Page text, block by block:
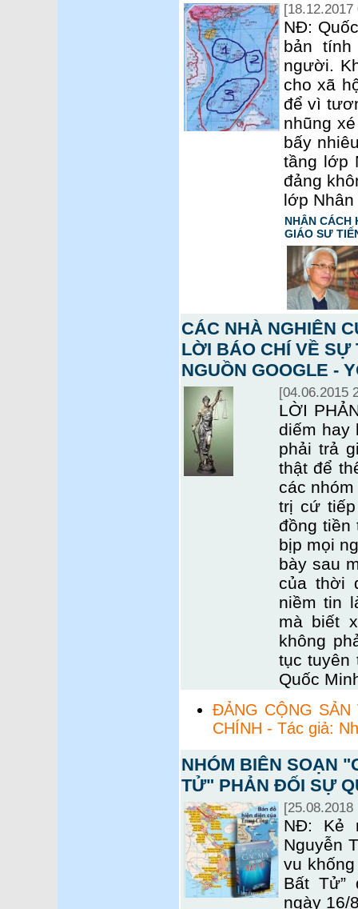
[18.12.2017
NĐ:
bản
người.
cho xã
để vì
nhũng
bấy
tầng lớp
đảng
lớp
NHÂN CÁCH
GIÁO SƯ
CÁC NHÀ NGHIÊN
LỜI BÁO CHÍ VỀ SỰ
NGUỒN GOOGLE -
[04.06.2015
LỜI
diếm hay
phải trả
thật để
các
trị cứ
đồng tiền
bịp mọi
bày sau
của thời
niềm tin
mà biết
không
tục tuyên
Quốc
ĐẢNG CỘNG
CHÍNH - Tác giả:
NHÓM BIÊN SOẠN
TỬ" PHẢN ĐỐI SỰ
[25.08.2018
NĐ: Kẻ
Nguyễn
vu
Bất Tử”
ngày 16/